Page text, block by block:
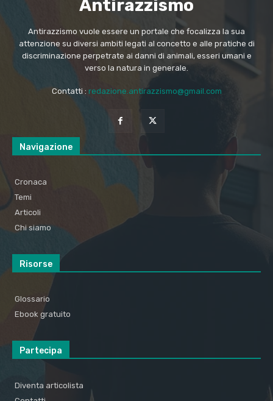
Antirazzismo
Antirazzismo vuole essere un portale che focalizza la sua
attenzione su diversi ambiti legati al concetto e alle pratiche di
discriminazione perpetrate ai danni di animali, esseri umani e
verso la natura in generale.
Contatti : redazione.antirazzismo@gmail.com
Navigazione
Cronaca
Temi
Articoli
Chi siamo
Risorse
Glossario
Ebook gratuito
Partecipa
Diventa articolista